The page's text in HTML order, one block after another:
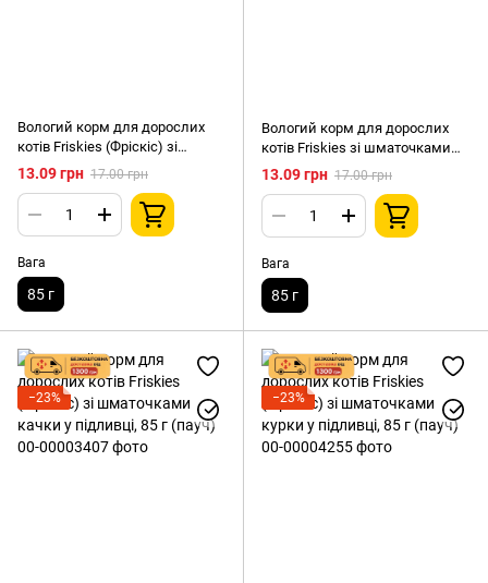
Вологий корм для дорослих
котів Friskies (Фріскіс) зі
шматочками яловичини у
підливці, 85 г (пауч)
13.09 грн 17.00 грн
Вага
85 г
Вологий корм для дорослих
котів Friskies зі шматочками
ягняти у підливці, 85 г
13.09 грн 17.00 грн
Вага
85 г
−23% −23%